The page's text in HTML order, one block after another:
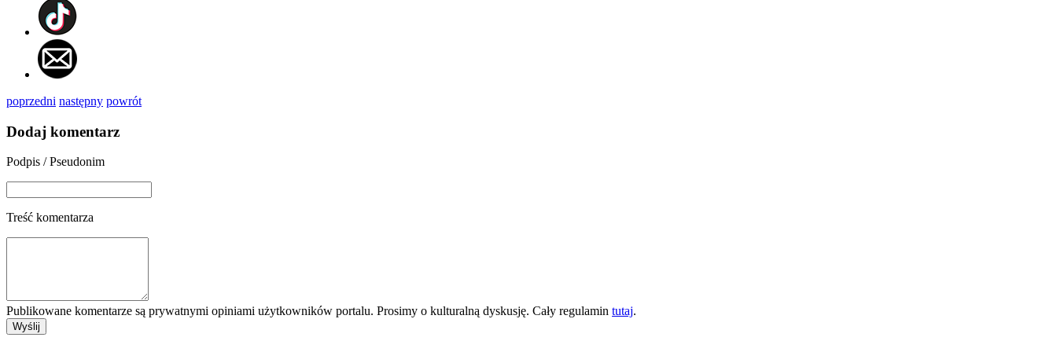
poprzedni następny powrót
Dodaj komentarz
Podpis / Pseudonim
Treść komentarza
Publikowane komentarze są prywatnymi opiniami użytkowników portalu. Prosimy o kulturalną dyskusję. Cały regulamin tutaj.